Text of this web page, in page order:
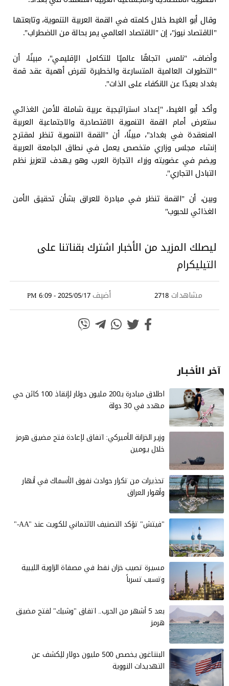
وقال أبو الغيط خلال كلمته في القمة العربية التنموية، وتابعتها
"الاقتصاد نيوز"، إن "الاقتصاد العالمي يمر بحالة من الاضطراب".
وأضاف، "نلمس اتجاهًا عالميًا للتكامل الإقليمي"، مبينًا، أن
"التطورات العالمية المتسارعة والخطيرة تفرض أهمية عقد قمة
بغداد بعيدًا عن الانكفاء على الذات".
وأكد أبو الغيط، "إعداد استراتيجية عربية شاملة للأمن الغذائي
ستعرض أمام القمة التنموية الاقتصادية والاجتماعية العربية
المنعقدة في بغداد"، مبينًا، أن "القمة التنموية تنظر لمقترح
إنشاء مجلس وزاري متخصص يعمل في نطاق الجامعة العربية
ويضم في عضويته وزراء التجارة العرب وهو يهدف لتعزيز نظم
التبادل التجاري".
وبين، أن "القمة تنظر في مبادرة للعراق بشأن تحقيق الأمن
الغذائي للحبوب"
ليصلك المزيد من الأخبار اشترك بقناتنا على
التيليكرام
مشاهدات 2718 أضيف2025/05/17 - 6:09 PM
آخر الأخـبـار
اطلاق مبادرة بـ200 مليون دولار لإنقاذ 100 كائن حي
مهدد في 30 دولة
وزير الخزانة الأميركي: اتفاق لإعادة فتح مضيق هرمز
خلال يومين
تحذيرات من تكرار حوادث نفوق الأسماك في أنهار
وأهوار العراق
"فيتش" تؤكد التصنيف الائتماني للكويت عند "AA-"
مسيرة تصيب خزان نفط في مصفاة الزاوية الليبية
وتسبب تسرباً
بعد 5 أشهر من الحرب.. اتفاق "وشيك" لفتح مضيق
هرمز
البنتاغون يخصص 500 مليون دولار للِكشف عن
التهديدات النووية